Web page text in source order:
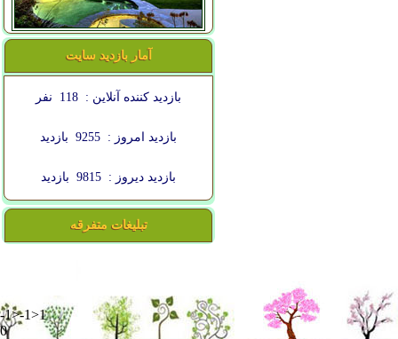
آمار بازدید سایت
بازدید کننده آنلاین : 118 نفر
بازدید امروز : 9255 بازدید
بازدید دیروز : 9815 بازدید
تبلیغات متفرقه
-1>-1>1
0